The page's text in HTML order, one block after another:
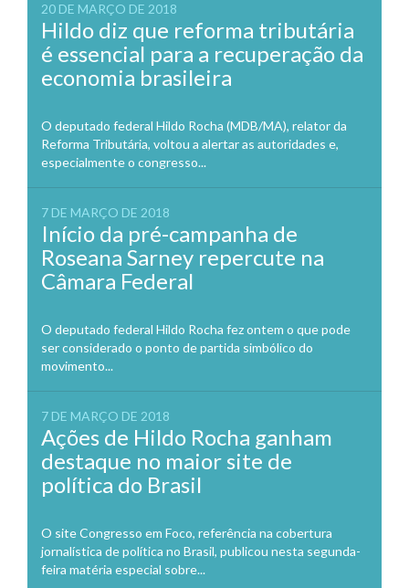
20 DE MARÇO DE 2018
Hildo diz que reforma tributária
é essencial para a recuperação da
economia brasileira
O deputado federal Hildo Rocha (MDB/MA), relator da
Reforma Tributária, voltou a alertar as autoridades e,
especialmente o congresso...
7 DE MARÇO DE 2018
Início da pré-campanha de
Roseana Sarney repercute na
Câmara Federal
O deputado federal Hildo Rocha fez ontem o que pode
ser considerado o ponto de partida simbólico do
movimento...
7 DE MARÇO DE 2018
Ações de Hildo Rocha ganham
destaque no maior site de
política do Brasil
O site Congresso em Foco, referência na cobertura
jornalística de política no Brasil, publicou nesta segunda-
feira matéria especial sobre...